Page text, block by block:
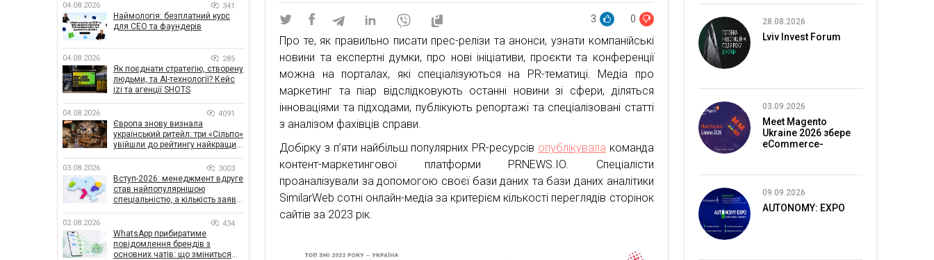
3 0
Про те, як правильно писати прес-релізи та анонси, узнати компанійські
новини та експертні думки, про нові ініціативи, проєкти та конференції
можна на порталах, які спеціалізуються на PR-тематиці. Медіа про
маркетинг та піар відслідковують останні новини зі сфери, діляться
інноваціями та підходами, публікують репортажі та спеціалізовані статті
з аналізом фахівців справи.
Добірку з п’яти найбільш популярних PR-ресурсів опублікувала команда
контент-маркетингової платформи PRNEWS.IO. Спеціалісти
проаналізували за допомогою своєї бази даних та бази даних аналітики
SimilarWeb сотні онлайн-медіа за критерієм кількості переглядів сторінок
сайтів за 2023 рік.
04.08.2026 341
Наймологія: безплатний курс
для CEO та фаундерів
04.08.2026 285
Як поєднати стратегію, створену
людьми, та AI-технології? Кейс
izi та агенції SHOTS
04.08.2026 4091
Європа знову визнала
український ритейл: три «Сільпо»
увійшли до рейтингу найкращих
03.08.2026 3003
Вступ-2026: менеджмент вдруге
став найпопулярнішою
спеціальністю, а кількість заяв
02.08.2026 434
WhatsApp прибиратиме
повідомлення брендів з
основних чатів: що зміниться
28.08.2026
Lviv Invest Forum
03.09.2026
Meet Magento
Ukraine 2026 збере
eCommerce-
09.09.2026
AUTONOMY: EXPO